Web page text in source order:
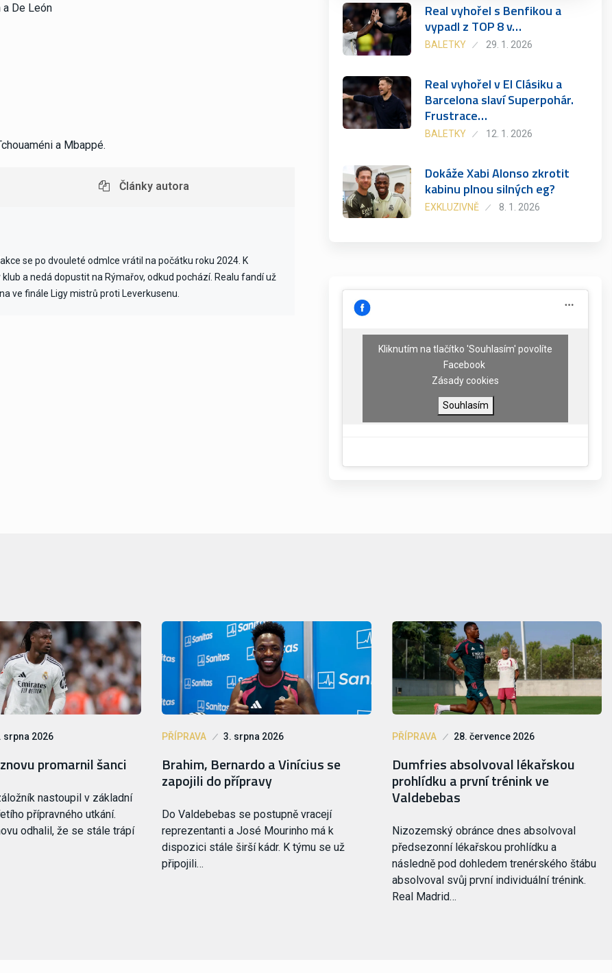
a De León
a Mbappé.
Články autora
se po dvouleté odmlce vrátil na počátku roku 2024. K
a nedá dopustit na Rýmařov, odkud pochází. Realu fandí už
ve finále Ligy mistrů proti Leverkusenu.
Real vyhořel s Benfikou a
vypadl z TOP 8 v…
BALETKY 29. 1. 2026
Real vyhořel v El Clásiku a
Barcelona slaví Superpohár.
Frustrace…
BALETKY 12. 1. 2026
Dokáže Xabi Alonso zkrotit
kabinu plnou silných eg?
EXKLUZIVNĚ 8. 1. 2026
Kliknutím na tlačítko 'Souhlasím' povolíte
Facebook
Zásady cookies
Souhlasím
srpna 2026
promarnil šanci
nastoupil v základní
přípravného utkání.
odhalil, že se stále trápí
PŘÍPRAVA 3. srpna 2026
Brahim, Bernardo a Vinícius se
zapojili do přípravy
Do Valdebebas se postupně vracejí
reprezentanti a José Mourinho má k
dispozici stále širší kádr. K týmu se už
připojili…
PŘÍPRAVA 28. července 2026
Dumfries absolvoval lékařskou
prohlídku a první trénink ve
Valdebebas
Nizozemský obránce dnes absolvoval
předsezonní lékařskou prohlídku a
následně pod dohledem trenérského štábu
absolvoval svůj první individuální trénink.
Real Madrid…